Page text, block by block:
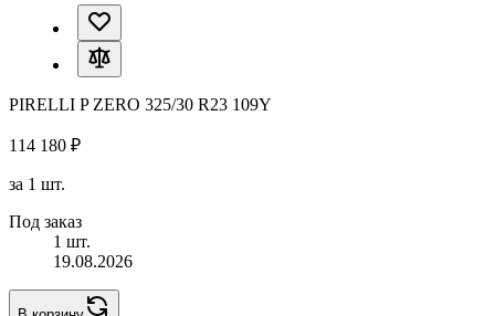
PIRELLI P ZERO 325/30 R23 109Y
114 180 ₽
за 1 шт.
Под заказ
1 шт.
19.08.2026